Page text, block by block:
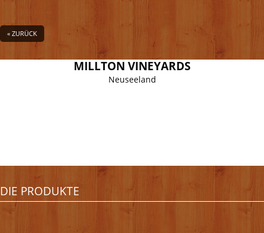
« ZURÜCK
MILLTON VINEYARDS
Neuseeland
DIE PRODUKTE